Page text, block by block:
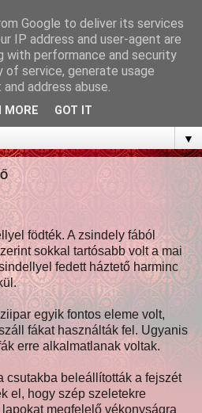
▼
födték. A zsindely fából
sokkal tartósabb volt a mai
fedett háztető harminc
egyik fontos eleme volt,
fákat használták fel. Ugyanis
erre alkalmatlanak voltak.
csutakba beleállították a fejszét
el, hogy szép szeletekre
megfelelő vékonyságra
Google to deliver its services
IP address and user-agent are
with performance and security
service, generate usage
address abuse.
MORE GOT IT